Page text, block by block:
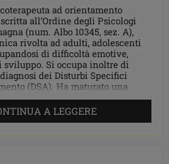
ad orientamento
all’Ordine degli Psicologi
(num. Albo 10345, sez. A),
rivolta ad adulti, adolescenti
di difficoltà emotive,
sviluppo. Si occupa inoltre di
dei Disturbi Specifici
(DSA). Ha maturato una
in ambito riabilitativo e
come […]
A LEGGERE